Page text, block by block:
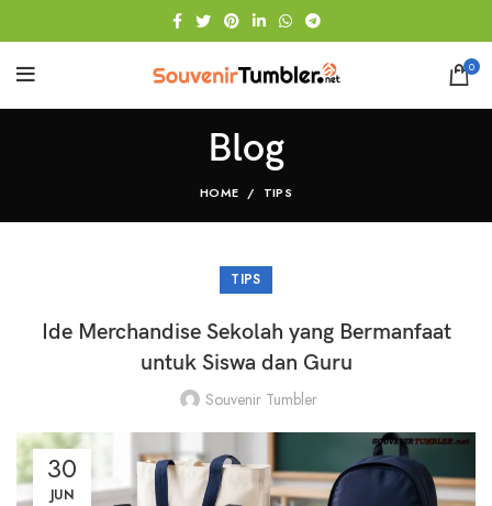
0
Blog
HOME TIPS
TIPS
Ide Merchandise Sekolah yang Bermanfaat
untuk Siswa dan Guru
Souvenir Tumbler
30
JUN